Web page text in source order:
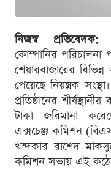
নিজস্ব প্রতিবেদক:
কোম্পানির পরিচালনা
শেয়ারবাজারের
পেয়েছে নিয়ন্ত্রক
প্রতিষ্ঠানের
টাকা জরিমানা
এক্সচেঞ্জ কমিশন
খন্দকার রাশেদ
কমিশন সভায় এই কঠোর